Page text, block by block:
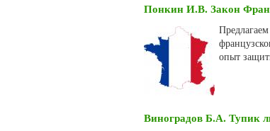
Понкин И.В. Закон
опыт
Виноградов Б.А. Тупик